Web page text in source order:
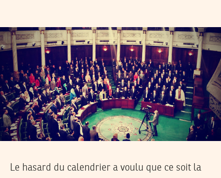
Le hasard du calendrier a voulu que ce soit la